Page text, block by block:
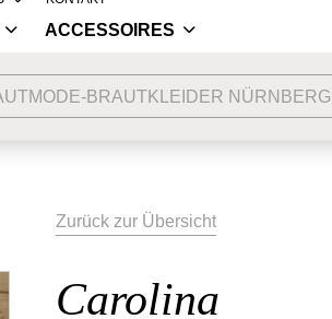
UPDATE
BRÄUTE
ACCESSOIRES
BRAUTACCESSOIRES
BRAUTKLEIDER NÜRNBERG
Zurück zur Übersicht
Carolina